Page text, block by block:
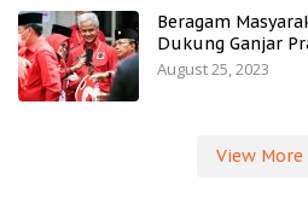
Beragam
Dukung Ganjar
August 25, 2023
View More